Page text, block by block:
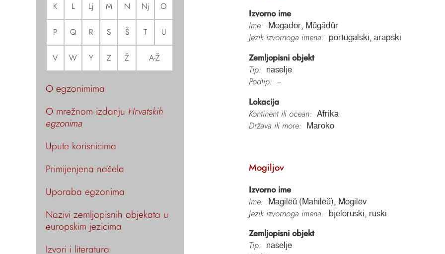
K L Lj M N Nj O
P Q R S Š T U
V W Y Z Ž A-Ž
O egzonimima
O mrežnom izdanju Hrvatskih
egzonima
Upute korisnicima
Primijenjena načela
Uporaba egzonima
Nazivi zemljopisnih objekata u
europskim jezicima
Izvori i literatura
Izvorno ime
Ime:
Mogador, Mūġādūr
Jezik izvornoga imena: portugalski, arapski
Zemljopisni objekt
Tip:
naselje
Podtip: –
Lokacija
Kontinent ili ocean:
Afrika
Država ili more: Maroko
Mogiljov
Izvorno ime
Ime:
Magilëŭ (Mahilëŭ), Mogilëv
Jezik izvornoga imena: bjeloruski, ruski
Zemljopisni objekt
Tip:
naselje